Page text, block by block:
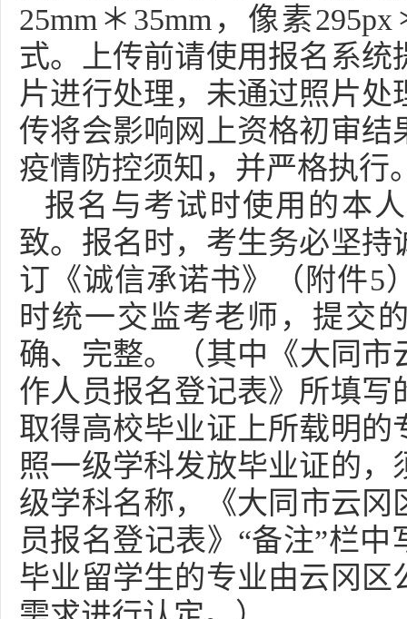
25mm＊35mm，像素
式。上传前请使用报名系
片进行处理，未通过照片
传将会影响网上资格初审结
疫情防控须知，并严格执行
报名与考试时使用的本
致。报名时，考生务必坚
订《诚信承诺书》（附件5
时统一交监考老师，提交
确、完整。（其中《大同市
作人员报名登记表》所填
取得高校毕业证上所载明
照一级学科发放毕业证的
级学科名称，《大同市云冈
员报名登记表》“备注”栏
毕业留学生的专业由云冈